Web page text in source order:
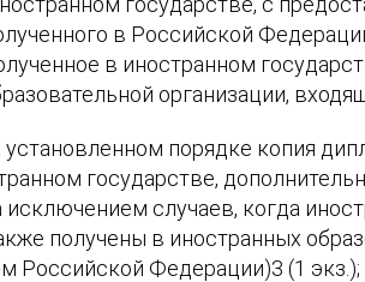
в Российской
в иностранном
организации,
установленном порядке копия
государстве,
исключением случаев, когда
получены в иностранных
Российской Федерации)3 (1 экз.);